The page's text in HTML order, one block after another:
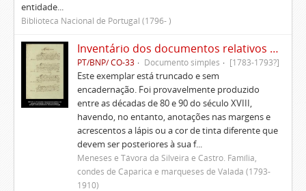
entidade...
Biblioteca Nacional de Portugal (1796- )
Inventário dos documentos relativos aos Morgados da Patameira, de Oliveira e de Caparica
PT/BNP/ CO-33 Documento simples [1783-1793?]
Este exemplar está truncado e sem
encadernação. Foi provavelmente produzido
entre as décadas de 80 e 90 do século XVIII,
havendo, no entanto, anotações nas margens e
acrescentos a lápis ou a cor de tinta diferente que
devem ser posteriores à sua f...
Meneses e Távora da Silveira e Castro. Família,
condes de Caparica e marqueses de Valada (1793-
1910)